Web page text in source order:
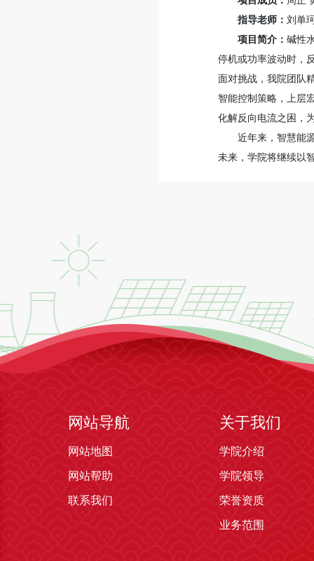
指导老师： 刘单
项目简介： 碱性
停机或功率波动时，
面对挑战，我院团队
智能控制策略，上层
化解反向电流之困，
近年来，智慧能
未来，学院将继续以
网站导航
网站地图
网站帮助
联系我们
关于我们
学院介绍
学院领导
荣誉资质
业务范围